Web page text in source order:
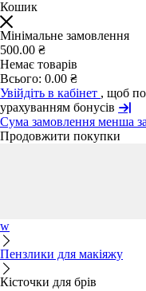
Кошик
Мінімальне замовлення
500.00 ₴
Немає товарів
Всього: 0.00 ₴
Увійдіть в кабінет , щоб
урахуванням бонусів
Сума замовлення менша
Продовжити покупки
w
Пензлики для макіяжу
Кісточки для брів